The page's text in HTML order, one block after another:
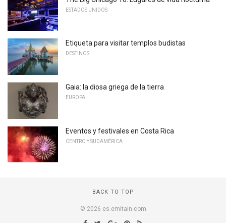
ESTADOS UNIDOS
Etiqueta para visitar templos budistas
DESTINOS
Gaia: la diosa griega de la tierra
EUROPA
Eventos y festivales en Costa Rica
CENTRO Y SUDAMÉRICA
BACK TO TOP
© 2026 es.emitain.com